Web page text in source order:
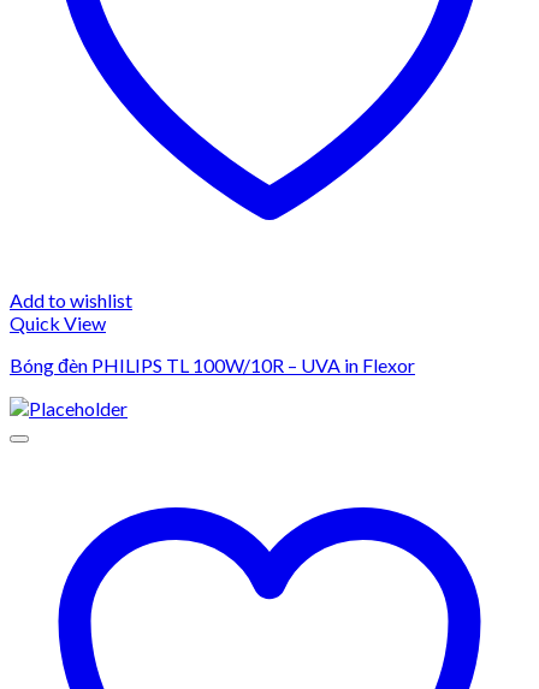
Add to wishlist
Quick View
Bóng đèn PHILIPS TL 100W/10R – UVA in Flexor